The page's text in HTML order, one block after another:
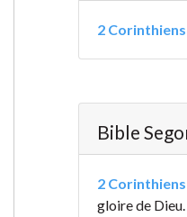
2
Bible
2 Corinthiens
gloire de Dieu.